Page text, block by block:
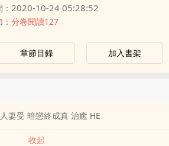
2020-10-24 05:28:52
分卷閱讀127
章節目錄 加入書架
妻‍​受 暗戀終成真 治癒 HE
收起